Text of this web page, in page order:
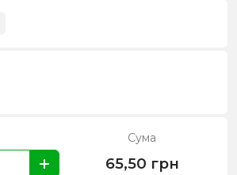
Сума
65,50 грн